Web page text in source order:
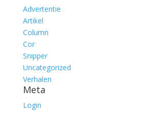
Advertentie
Artikel
Column
Cor
Snipper
Uncategorized
Verhalen
Meta
Login